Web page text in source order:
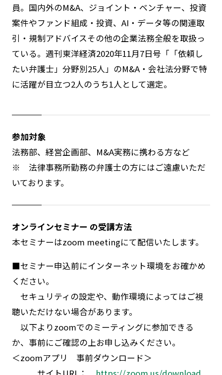
員。国内外のM&A、ジョイント・ベンチャー、投資
案件やファンド組成・投資、 AI ・データ等の関連取
引・規制アドバイスその他の企業法務全般を取扱っ
ている。週刊東洋経済2020年11月7日号「「依頼し
たい弁護士」分野別25人」のM&A・会社法分野で特
に活躍が目立つ2人のうち1人として選定。
参加対象
法務部、経営企画部、M&A実務に携わる方など
※ 法律事務所勤務の弁護士の方にはご遠慮いただ
いております。
オンラインセミナー の受講方法
本セミナーはzoom meetingにて配信いたします。
■セミナー申込前にインターネット環境をお確かめ
ください。
セキュリティの設定や、動作環境によってはご視
聴いただけない場合があります。
以下よりzoomでのミーティングに参加できる
か、事前にご確認の上お申し込みください。
＜zoomアプリ 事前ダウンロード＞